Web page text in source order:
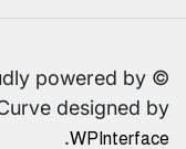
powered by
designed by
WPInterface
.